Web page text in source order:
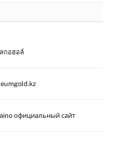
กอฮอล์
официальный сайт